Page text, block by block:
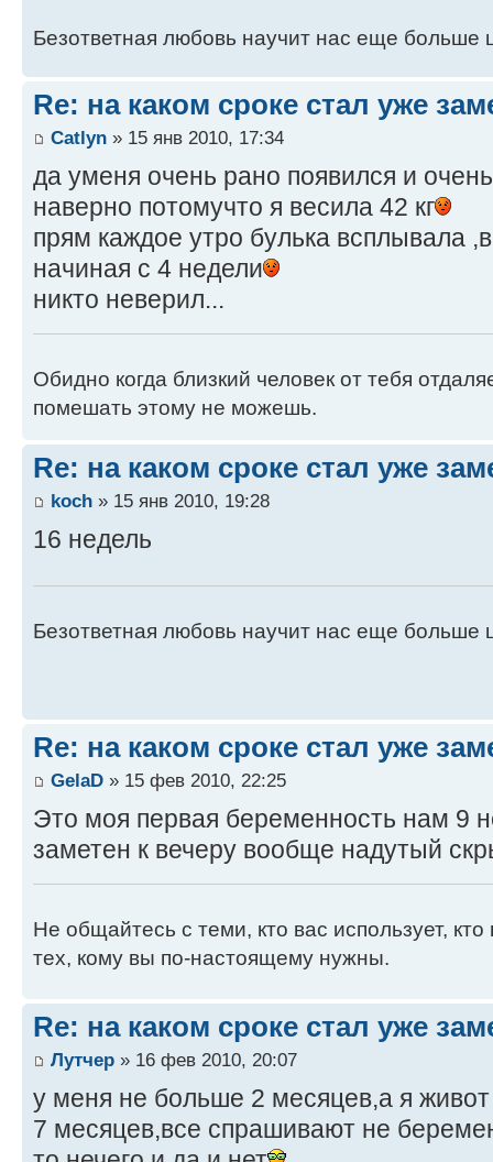
Безответная любовь научит нас еще больше
Re: на каком сроке стал уже
Catlyn » 15 янв 2010, 17:34
да уменя очень рано появился и
наверно потомучто я весила 42 кг
прям каждое утро булька всплывала
начиная с 4 недели
никто неверил...
Обидно когда близкий человек от тебя
помешать этому не можешь.
Re: на каком сроке стал уже
koch » 15 янв 2010, 19:28
16 недель
Безответная любовь научит нас еще больше
Re: на каком сроке стал уже
GelaD » 15 фев 2010, 22:25
Это моя первая беременность нам 9
заметен к вечеру вообще надутый
Не общайтесь с теми, кто вас использует,
тех, кому вы по-настоящему нужны.
Re: на каком сроке стал уже
Лутчер » 16 фев 2010, 20:07
у меня не больше 2 месяцев,а я
7 месяцев,все спрашивают не